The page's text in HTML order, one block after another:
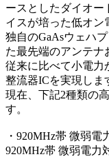
ースとしたダイオー
イスが培った低オン
独自のGaAsウェハ
た最先端のアンテナ
従来に比べて小電力
整流器ICを実現しま
現在、下記2種類の
す。
・920MHz帯 微弱電
920MHz帯 微弱電力